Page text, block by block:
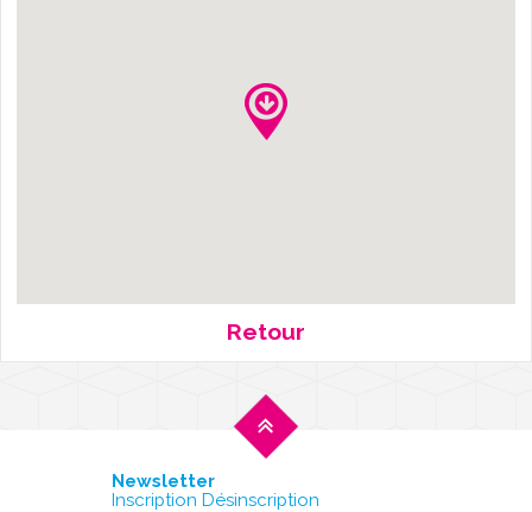
Retour
Newsletter
Inscription Désinscription